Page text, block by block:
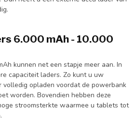
6.000 mAh - 10.000
kunnen net een stapje meer aan. In
capaciteit laders. Zo kunt u uw
volledig opladen voordat de powerbank
worden. Bovendien hebben deze
stroomsterkte waarmee u tablets tot